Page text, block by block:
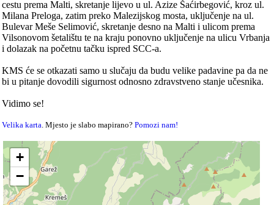
cestu prema Malti, skretanje lijevo u ul. Azize Šaćirbegović, kroz ul.
Milana Preloga, zatim preko Malezijskog mosta, uključenje na ul.
Bulevar Meše Selimović, skretanje desno na Malti i ulicom prema
Vilsonovom šetalištu te na kraju ponovno uključenje na ulicu Vrbanja
i dolazak na početnu tačku ispred SCC-a.
KMS će se otkazati samo u slučaju da budu velike padavine pa da ne
bi u pitanje dovodili sigurnost odnosno zdravstveno stanje učesnika.
Vidimo se!
Velika karta. Mjesto je slabo mapirano?Pomozi nam!
+
−